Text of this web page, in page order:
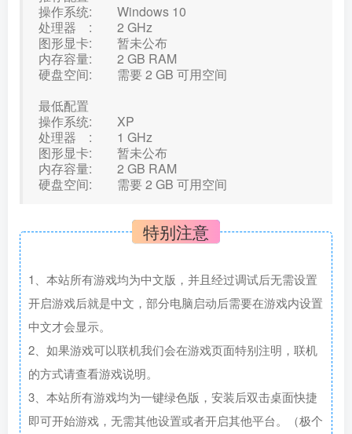
操作系统: Windows 10
处理器 : 2 GHz
图形显卡: 暂未公布
内存容量: 2 GB RAM
硬盘空间: 需要 2 GB 可用空间
最低配置
操作系统: XP
处理器 : 1 GHz
图形显卡: 暂未公布
内存容量: 2 GB RAM
硬盘空间: 需要 2 GB 可用空间
特别注意
1、本站所有游戏均为中文版，并且经过调试后无需设置
开启游戏后就是中文，部分电脑启动后需要在游戏内设置
中文才会显示。
2、如果游戏可以联机我们会在游戏页面特别注明，联机
的方式请查看游戏说明。
3、本站所有游戏均为一键绿色版，安装后双击桌面快捷
即可开始游戏，无需其他设置或者开启其他平台。（极个